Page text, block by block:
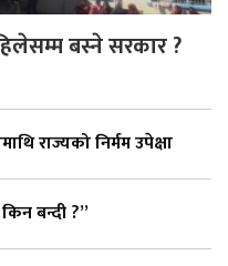
बस्ने सरकार ?
राज्यको निर्मम उपेक्षा
बन्दी ?”